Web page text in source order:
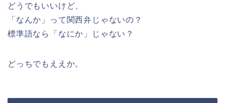
どうでもいいけど、
「なんか」って関西弁じゃないの？
標準語なら「なにか」じゃない？
どっちでもええか。